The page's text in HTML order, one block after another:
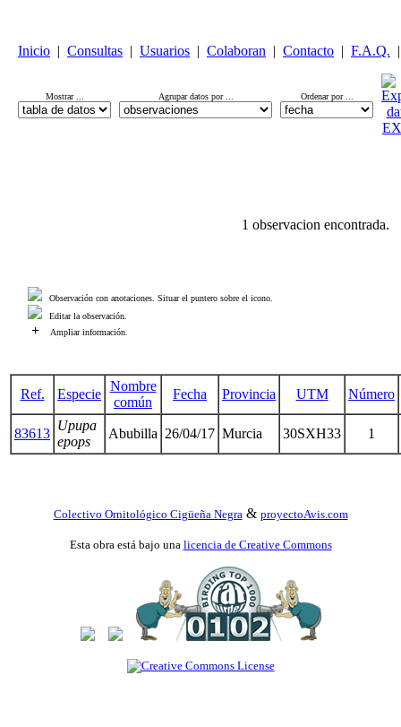
Inicio | Consultas | Usuarios | Colaboran | Contacto | F.A.Q. |
Mostrar ... Agrupar datos por ... Ordenar por ...
1 observacion encontrada.
Observación con anotaciones. Situar el puntero sobre el icono.
Editar la observación.
+ Ampliar información.
Ref. Especie
Nombre
común
Fecha Provincia UTM Número
83613
Upupa
epops
Abubilla 26/04/17 Murcia 30SXH33 1
Colectivo Ornitológico Cigüeña Negra & proyectoAvis.com
Esta obra está bajo una licencia de Creative Commons